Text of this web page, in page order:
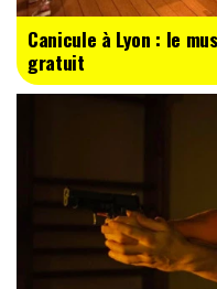
Canicule à Lyon : le
gratuit